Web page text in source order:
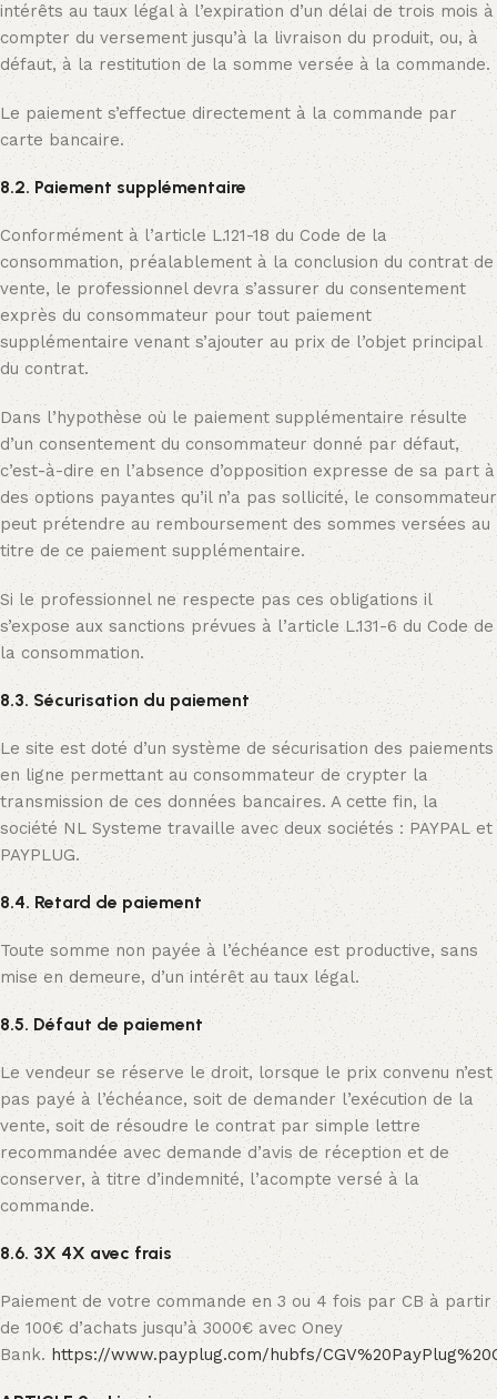
intérêts au taux légal à l’expiration d’un délai de trois mois à
compter du versement jusqu’à la livraison du produit, ou, à
défaut, à la restitution de la somme versée à la commande.
Le paiement s’effectue directement à la commande par
carte bancaire.
8.2. Paiement supplémentaire
Conformément à l’article L.121-18 du Code de la
consommation, préalablement à la conclusion du contrat de
vente, le professionnel devra s’assurer du consentement
exprès du consommateur pour tout paiement
supplémentaire venant s’ajouter au prix de l’objet principal
du contrat.
Dans l’hypothèse où le paiement supplémentaire résulte
d’un consentement du consommateur donné par défaut,
c’est-à-dire en l’absence d’opposition expresse de sa part à
des options payantes qu’il n’a pas sollicité, le consommateur
peut prétendre au remboursement des sommes versées au
titre de ce paiement supplémentaire.
Si le professionnel ne respecte pas ces obligations il
s’expose aux sanctions prévues à l’article L.131-6 du Code de
la consommation.
8.3. Sécurisation du paiement
Le site est doté d’un système de sécurisation des paiements
en ligne permettant au consommateur de crypter la
transmission de ces données bancaires. A cette fin, la
société NL Systeme travaille avec deux sociétés : PAYPAL et
PAYPLUG.
8.4. Retard de paiement
Toute somme non payée à l’échéance est productive, sans
mise en demeure, d’un intérêt au taux légal.
8.5. Défaut de paiement
Le vendeur se réserve le droit, lorsque le prix convenu n’est
pas payé à l’échéance, soit de demander l’exécution de la
vente, soit de résoudre le contrat par simple lettre
recommandée avec demande d’avis de réception et de
conserver, à titre d’indemnité, l’acompte versé à la
commande.
8.6. 3X 4X avec frais
Paiement de votre commande en 3 ou 4 fois par CB à partir
de 100€ d’achats jusqu’à 3000€ avec Oney
Bank. https://www.payplug.com/hubfs/